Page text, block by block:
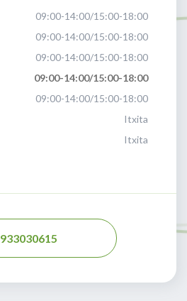
09:00-14:00/15:00-18:00
09:00-14:00/15:00-18:00
09:00-14:00/15:00-18:00
09:00-14:00/15:00-18:00
09:00-14:00/15:00-18:00
Itxita
Itxita
933030615